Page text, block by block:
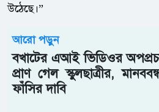
উঠেছে।”
আরো পড়ুন
বখাটের এআই ভিডিওর
প্রাণ গেল স্কুলছাত্রীর,
ফাঁসির দাবি